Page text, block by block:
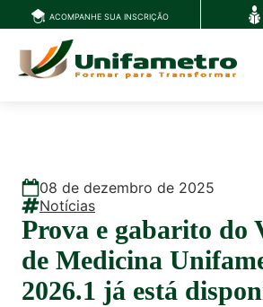
ACOMPANHE SUA INSCRIÇÃO
08 de dezembro de 2025
Notícias
Prova e gabarito do
de Medicina
2026.1 já está